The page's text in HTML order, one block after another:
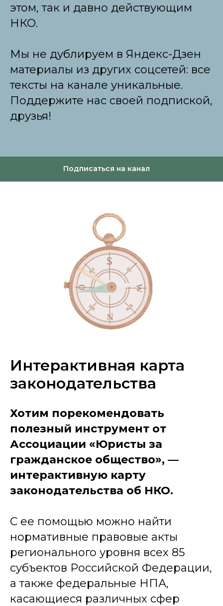
этом, так и давно действующим
НКО.
Мы не дублируем в Яндекс-Дзен
материалы из других соцсетей: все
тексты на канале уникальные.
Поддержите нас своей подпиской,
друзья!
Подписаться на канал
Интерактивная карта
законодательства
Хотим порекомендовать
полезный инструмент от
Ассоциации «Юристы за
гражданское общество», —
интерактивную карту
законодательства об НКО.
С ее помощью можно найти
нормативные правовые акты
регионального уровня всех 85
субъектов Российской Федерации,
а также федеральные НПА,
касающиеся различных сфер